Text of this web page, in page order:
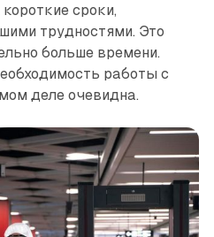
сроки,
трудностями. Это
больше времени.
работы с
деле очевидна.